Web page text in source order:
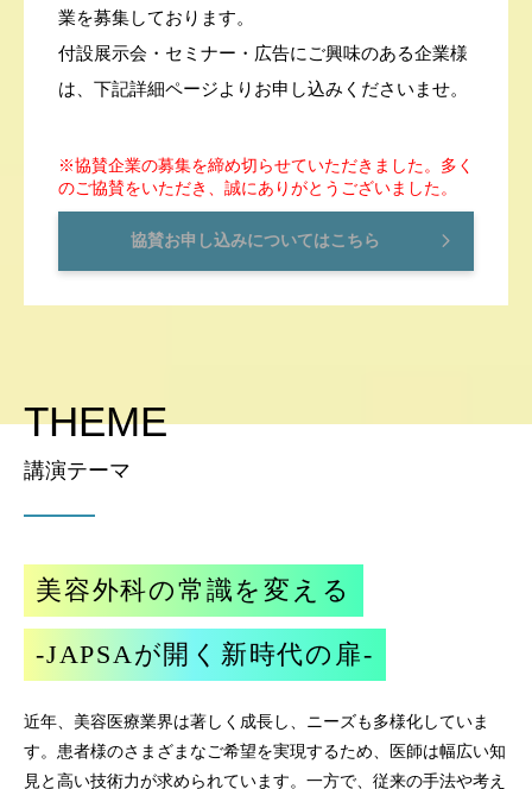
業を募集しております。
付設展示会・セミナー・広告にご興味のある企業様
は、下記詳細ページよりお申し込みくださいませ。
※協賛企業の募集を締め切らせていただきました。多く
のご協賛をいただき、誠にありがとうございました。
協賛お申し込みについてはこちら
THEME
講演テーマ
美容外科の常識を変える
-JAPSAが開く新時代の扉-
近年、美容医療業界は著しく成長し、ニーズも多様化していま
す。患者様のさまざまなご希望を実現するため、医師は幅広い知
見と高い技術力が求められています。一方で、従来の手法や考え